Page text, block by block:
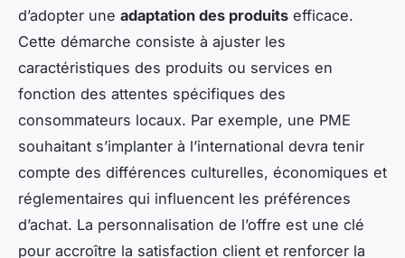
d’adopter une adaptation des produits efficace.
Cette démarche consiste à ajuster les
caractéristiques des produits ou services en
fonction des attentes spécifiques des
consommateurs locaux. Par exemple, une PME
souhaitant s’implanter à l’international devra tenir
compte des différences culturelles, économiques et
réglementaires qui influencent les préférences
d’achat. La personnalisation de l’offre est une clé
pour accroître la satisfaction client et renforcer la